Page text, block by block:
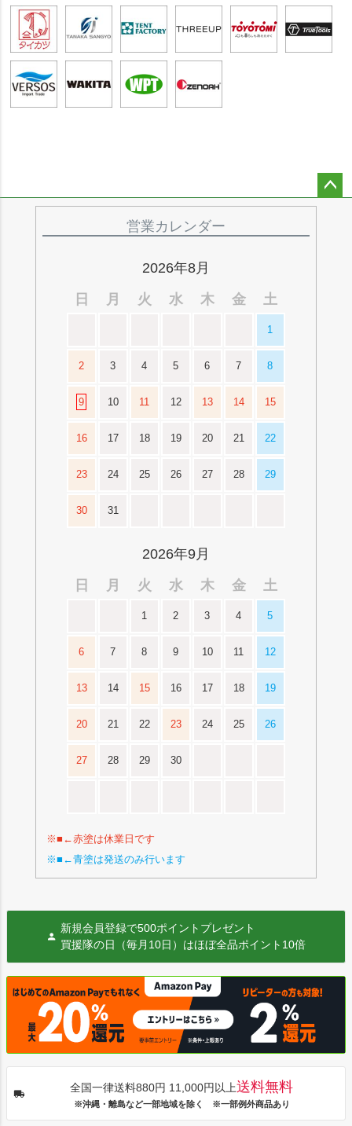
営業カレンダー
2026年8月
日
月 火 水 木 金 土
1
2 3 4 5 6 7 8
9 10 11 12 13 14 15
16 17 18 19 20 21 22
23 24 25 26 27 28 29
30 31
2026年9月
日
月 火 水 木 金 土
1 2 3 4 5
6 7 8 9 10 11 12
13 14 15 16 17 18 19
20 21 22 23 24 25 26
27 28 29 30
※■←赤塗は休業日です
※■←青塗は発送のみ行います
新規会員登録で500ポイントプレゼント
買援隊の日（毎月10日）はほぼ全品ポイント10倍
全国一律送料880円 11,000円以上送料無料
※沖縄・離島など一部地域を除く ※一部例外商品あり